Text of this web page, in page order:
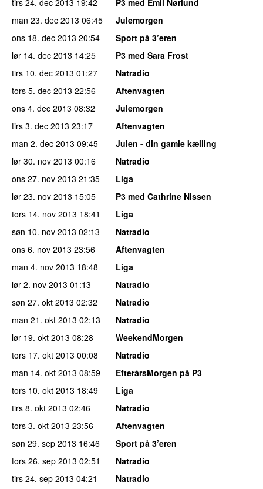
man 23. dec 2013 06:45
Julemorgen
ons 18. dec 2013 20:54
Sport på 3’eren
lør 14. dec 2013 14:25
P3 med Sara Frost
tirs 10. dec 2013 01:27
Natradio
tors 5. dec 2013 22:56
Aftenvagten
ons 4. dec 2013 08:32
Julemorgen
tirs 3. dec 2013 23:17
Aftenvagten
man 2. dec 2013 09:45
Julen - din gamle kælling
lør 30. nov 2013 00:16
Natradio
ons 27. nov 2013 21:35
Liga
lør 23. nov 2013 15:05
P3 med Cathrine Nissen
tors 14. nov 2013 18:41
Liga
søn 10. nov 2013 02:13
Natradio
ons 6. nov 2013 23:56
Aftenvagten
man 4. nov 2013 18:48
Liga
lør 2. nov 2013 01:13
Natradio
søn 27. okt 2013 02:32
Natradio
man 21. okt 2013 02:13
Natradio
lør 19. okt 2013 08:28
WeekendMorgen
tors 17. okt 2013 00:08
Natradio
man 14. okt 2013 08:59
EfterårsMorgen på P3
tors 10. okt 2013 18:49
Liga
tirs 8. okt 2013 02:46
Natradio
tors 3. okt 2013 23:56
Aftenvagten
søn 29. sep 2013 16:46
Sport på 3’eren
tors 26. sep 2013 02:51
Natradio
tirs 24. sep 2013 04:21
Natradio